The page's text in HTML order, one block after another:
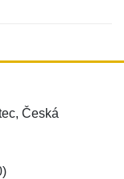
Česká